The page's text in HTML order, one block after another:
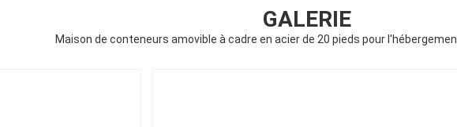
GALERIE
Maison de conteneurs amovible à cadre en acier de 20 pieds pour